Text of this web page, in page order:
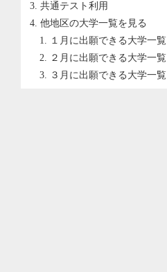
共通テスト利用
他地区の大学一覧を見る
１月に出願できる大学一覧
２月に出願できる大学一覧
３月に出願できる大学一覧